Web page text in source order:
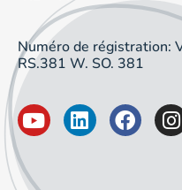
Numéro de régistration:
RS.381 W. SO. 381